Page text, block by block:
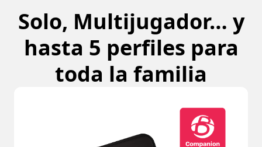
Solo, Multijugador… y
hasta 5 perfiles para
toda la familia